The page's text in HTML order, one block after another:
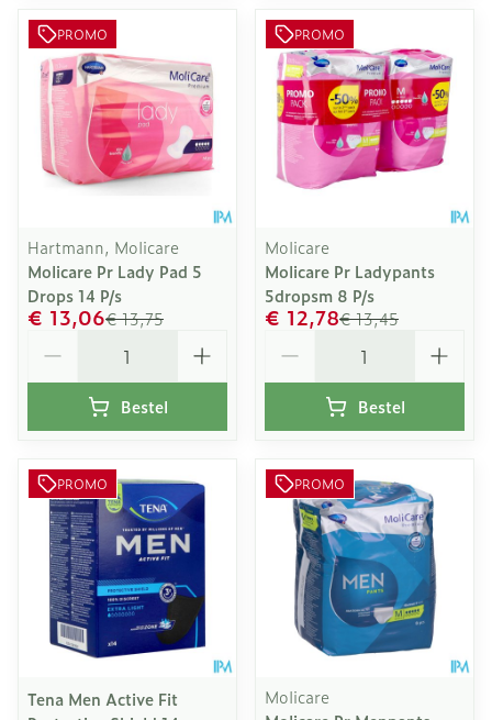
PROMO
Hartmann, Molicare
Molicare Pr Lady Pad 5
Drops 14 P/s
€ 13,75
€ 13,06
Bestel
PROMO
Molicare
Molicare Pr Ladypants
5dropsm 8 P/s
€ 13,45
€ 12,78
Bestel
PROMO
Tena Men Active Fit
PROMO
Molicare